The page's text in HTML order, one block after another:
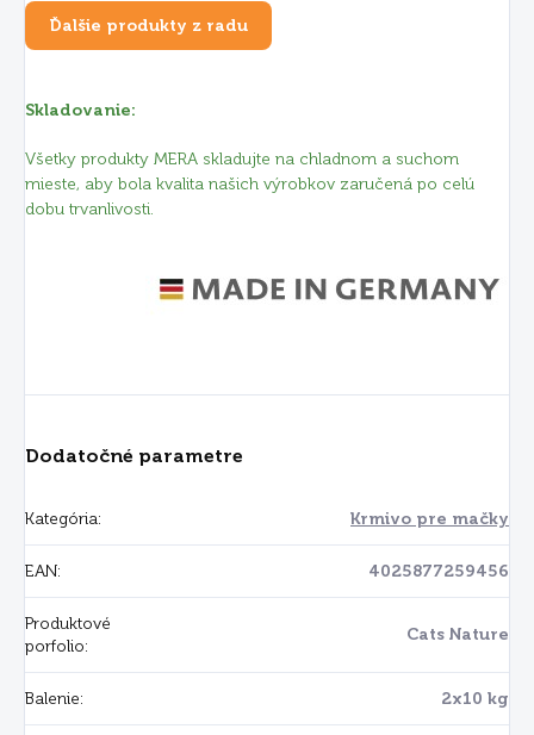
Ďalšie produkty z radu
Skladovanie:
Všetky produkty MERA skladujte na chladnom a suchom
mieste, aby bola kvalita našich výrobkov zaručená po celú
dobu trvanlivosti.
Dodatočné parametre
Kategória: Krmivo pre mačky
EAN: 4025877259456
Produktové
porfolio:
Cats Nature
Balenie: 2x10 kg